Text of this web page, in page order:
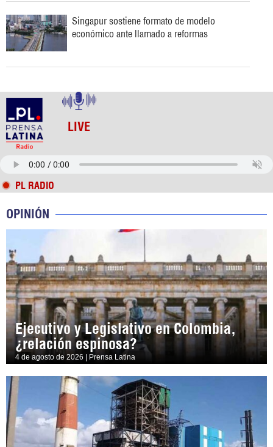
Singapur sostiene formato de modelo
económico ante llamado a reformas
LIVE
PL RADIO
OPINIÓN
Ejecutivo y Legislativo en Colombia,
¿relación espinosa?
4 de agosto de 2026 | Prensa Latina